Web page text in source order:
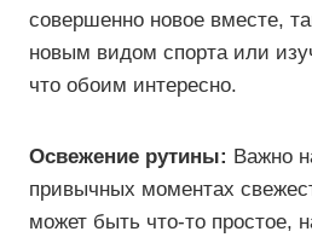
совершенно новое вместе,
новым видом спорта или
что обоим интересно.
Освежение рутины: Важно
привычных моментах
может быть что-то простое,